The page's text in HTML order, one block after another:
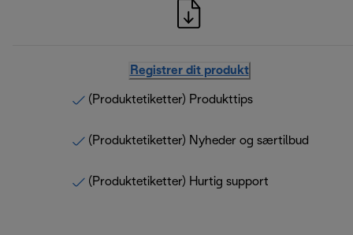
Registrer dit produkt
(Produktetiketter) Produkttips
(Produktetiketter) Nyheder og særtilbud
(Produktetiketter) Hurtig support